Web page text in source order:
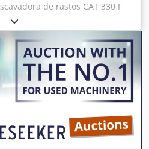
de rastos CAT 330 F
estado Dcodpfx
potência aprox. 195 kW / 261
30.900 kg Velocidade de
h Profundidade de escavação
m Capacidade da caçamba
de transporte aprox. 10,4 m
m Largura (com esteiras de